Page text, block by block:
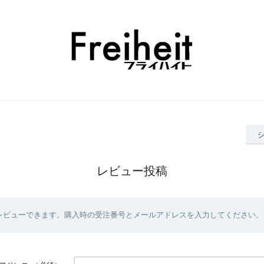
レビュー投稿
ューできます。購入時の受注番号とメールアドレスを入力してください。